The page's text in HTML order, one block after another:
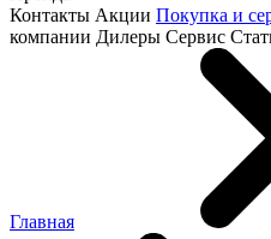
Контакты Акции Покупка и
компании Дилеры Сервис
Главная